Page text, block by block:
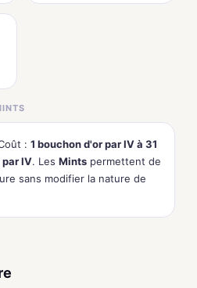
: 1 bouchon d'or par IV à 31
IV. Les Mints permettent de
sans modifier la nature de